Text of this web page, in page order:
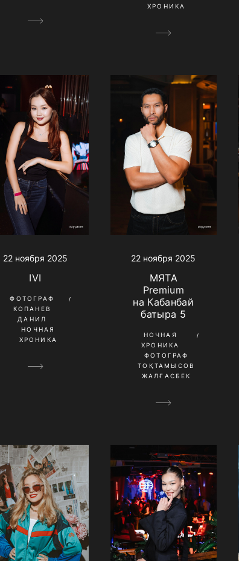
ХРОНИКА
22 ноября 2025
IVI
ФОТОГРАФ
КОПАНЕВ
ДАНИЛ
НОЧНАЯ
ХРОНИКА
22 ноября 2025
МЯТА
Premium
на Кабанбай
батыра 5
НОЧНАЯ
ХРОНИКА
ФОТОГРАФ
ТОҚТАМЫСОВ
ЖАЛҒАСБЕК